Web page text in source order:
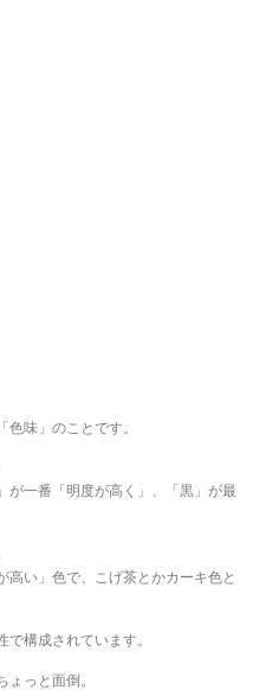
色味」のことです。
が一番「明度が高く」、「黒」が最
い」色で、こげ茶とかカーキ色と
構成されています。
っと面倒。